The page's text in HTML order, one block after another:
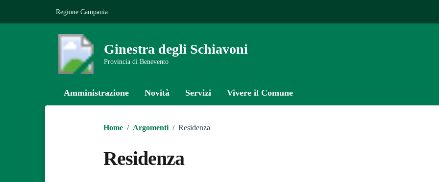
Regione Campania
Ginestra degli Schiavoni
Provincia di Benevento
Amministrazione Novità Servizi Vivere il Comune
Home / Argomenti / Residenza
Residenza